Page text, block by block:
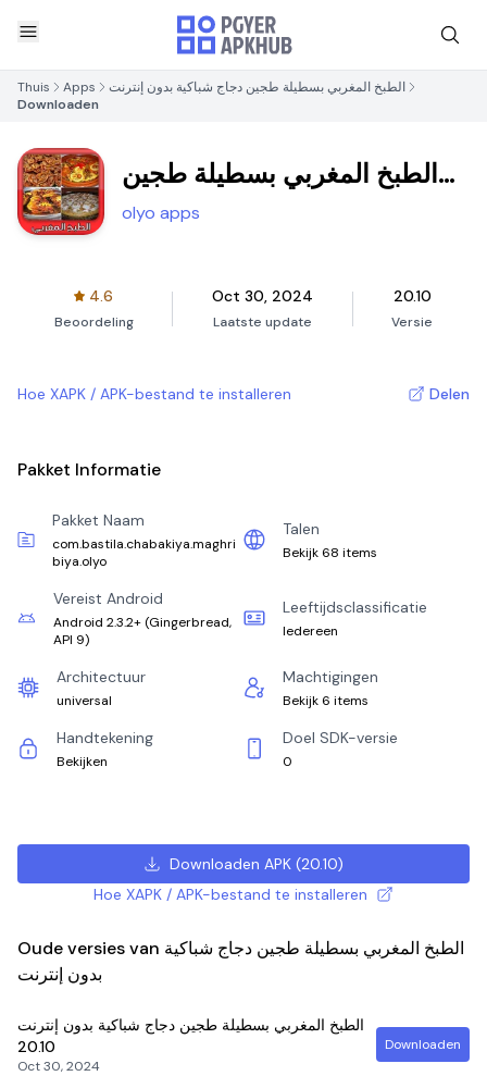
Thuis Apps
الطبخ المغربي بسطيلة طجين دجاج شباكية بدون إنترنت
Downloaden
الطبخ المغربي بسطيلة طجين
دجاج شباكية بدون إنترنت
olyo apps
4.6
Beoordeling
Oct 30, 2024
Laatste update
20.10
Versie
Hoe XAPK / APK-bestand te installeren Delen
Pakket Informatie
Pakket Naam
com.bastila.chabakiya.maghri
biya.olyo
Talen
Bekijk 68 items
Vereist Android
Android 2.3.2+ (Gingerbread,
API 9)
Leeftijdsclassificatie
Iedereen
Architectuur
universal
Machtigingen
Bekijk 6 items
Handtekening
Bekijken
Doel SDK-versie
0
Downloaden APK(20.10)
Hoe XAPK / APK-bestand te installeren
Oude versies van الطبخ المغربي بسطيلة طجين دجاج شباكية
بدون إنترنت
الطبخ المغربي بسطيلة طجين دجاج شباكية بدون إنترنت
20.10
Oct 30, 2024
Downloaden